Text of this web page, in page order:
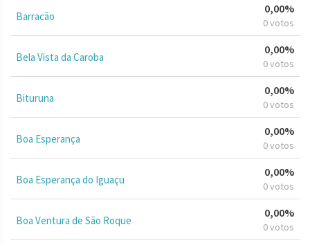
Barracão
0,00%
0 votos
Bela Vista da Caroba
0,00%
0 votos
Bituruna
0,00%
0 votos
Boa Esperança
0,00%
0 votos
Boa Esperança do Iguaçu
0,00%
0 votos
Boa Ventura de São Roque
0,00%
0 votos